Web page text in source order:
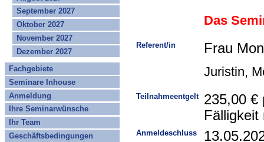
September 2027
Oktober 2027
November 2027
Dezember 2027
Fachgebiete
Seminare Inhouse
Anmeldung
Ihre Seminarwünsche
Ihr Team
Geschäftsbedingungen
Das
Referent/in Frau
Juristin,
Teilnahmeentgelt
235,00 €
Fälligkeit
Anmeldeschluss